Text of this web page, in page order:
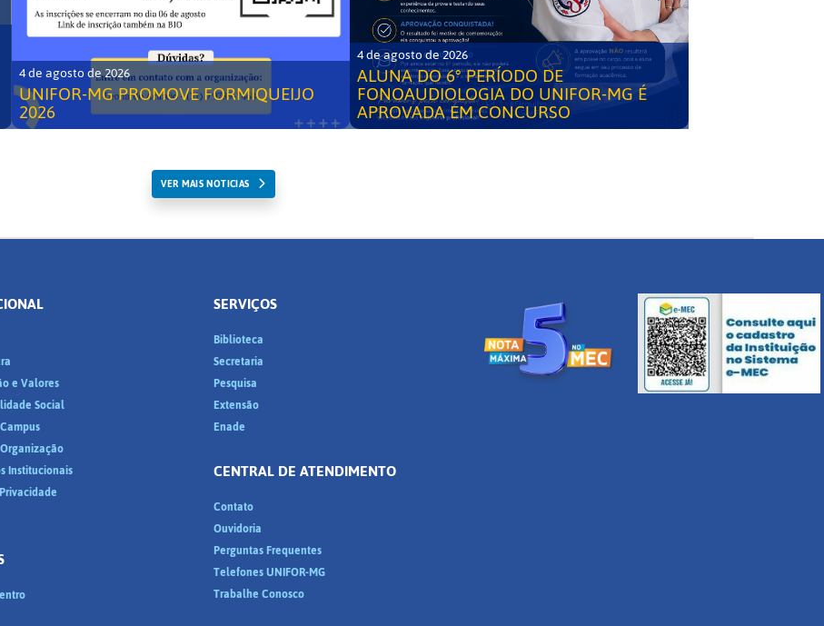
4 de agosto de 2026
UNIFOR-MG PROMOVE FORMIQUEIJO
2026
4 de agosto de 2026
ALUNA DO 6° PERÍODO DE
FONOAUDIOLOGIA DO UNIFOR-MG É
APROVADA EM CONCURSO
VER MAIS NOTICIAS
e Valores
Social
Institucionais
SERVIÇOS
Biblioteca
Secretaria
Pesquisa
Extensão
Enade
CENTRAL DE ATENDIMENTO
Contato
Ouvidoria
Perguntas Frequentes
Telefones UNIFOR-MG
Trabalhe Conosco